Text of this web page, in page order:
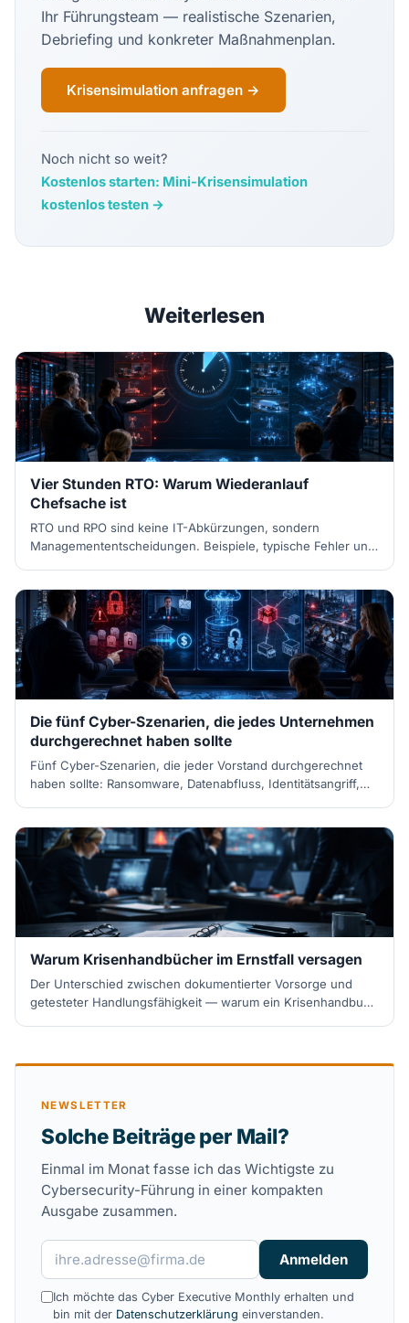
Ihr Führungsteam — realistische Szenarien,
Debriefing und konkreter Maßnahmenplan.
Krisensimulation anfragen →
Noch nicht so weit?
Kostenlos starten: Mini-Krisensimulation
kostenlos testen →
Weiterlesen
Vier Stunden RTO: Warum Wiederanlauf
Chefsache ist
RTO und RPO sind keine IT-Abkürzungen, sondern
Managemententscheidungen. Beispiele, typische Fehler und
Die fünf Cyber-Szenarien, die jedes Unternehmen
durchgerechnet haben sollte
Fünf Cyber-Szenarien, die jeder Vorstand durchgerechnet
haben sollte: Ransomware, Datenabfluss, Identitätsangriff,
Warum Krisenhandbücher im Ernstfall versagen
Der Unterschied zwischen dokumentierter Vorsorge und
getesteter Handlungsfähigkeit — warum ein Krisenhandbuch
NEWSLETTER
Solche Beiträge per Mail?
Einmal im Monat fasse ich das Wichtigste zu
Cybersecurity-Führung in einer kompakten
Ausgabe zusammen.
E-Mail-Adresse Anmelden
Ich möchte das Cyber Executive Monthly erhalten und
bin mit der Datenschutzerklärung einverstanden.